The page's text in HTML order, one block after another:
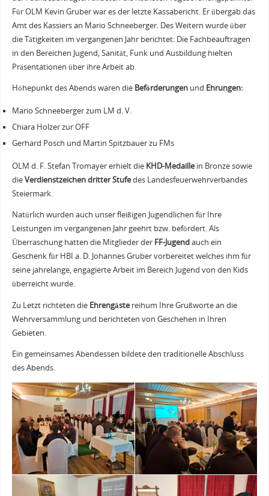
Für OLM Kevin Gruber war es der letzte Kassabericht. Er übergab das
Amt des Kassiers an Mario Schneeberger. Des Weitern wurde über
die Tätigkeiten im vergangenen Jahr berichtet: Die Fachbeauftragen
in den Bereichen Jugend, Sanität, Funk und Ausbildung hielten
Präsentationen über ihre Arbeit ab.
Höhepunkt des Abends waren die Beförderungen und Ehrungen:
Mario Schneeberger zum LM d. V.
Chiara Holzer zur OFF
Gerhard Posch und Martin Spitzbauer zu FMs
OLM d. F. Stefan Tromayer erhielt die KHD-Medaillein Bronze sowie
dieVerdienstzeichen dritter Stufedes Landesfeuerwehrverbandes
Steiermark.
Natürlich wurden auch unser fleißigen Jugendlichen für Ihre
Leistungen im vergangenen Jahr geehrt bzw. befördert. Als
Überraschung hatten die Mitglieder der FF-Jugendauch ein
Geschenk für HBI a. D. Johannes Gruber vorbereitet welches ihm für
seine jahrelange, engagierte Arbeit im Bereich Jugend von den Kids
überreicht wurde.
Zu Letzt richteten die Ehrengäste reihum Ihre Grußworte an die
Wehrversammlung und berichteten von Geschehen in Ihren
Gebieten.
Ein gemeinsames Abendessen bildete den traditionelle Abschluss
des Abends.